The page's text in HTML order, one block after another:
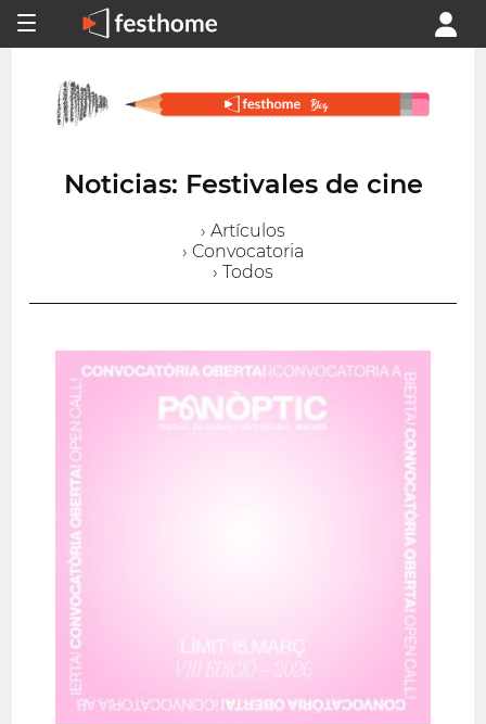
Noticias: Festivales de cine
› Artículos
› Convocatoria
› Todos